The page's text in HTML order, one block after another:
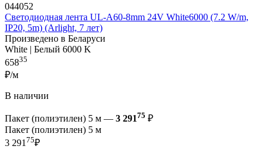
044052
Светодиодная лента UL-A60-8mm 24V White6000 (7.2 W/m,
IP20, 5m) (Arlight, 7 лет)
Произведено в Беларуси
White | Белый 6000 K
65835
₽/м
В наличии
Пакет (полиэтилен) 5 м — 3 29175 ₽
Пакет (полиэтилен) 5 м
3 29175₽